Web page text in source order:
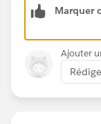
Ok
10. Checking
And still keep
Regards,
Anshul
Marquer
Ajouter